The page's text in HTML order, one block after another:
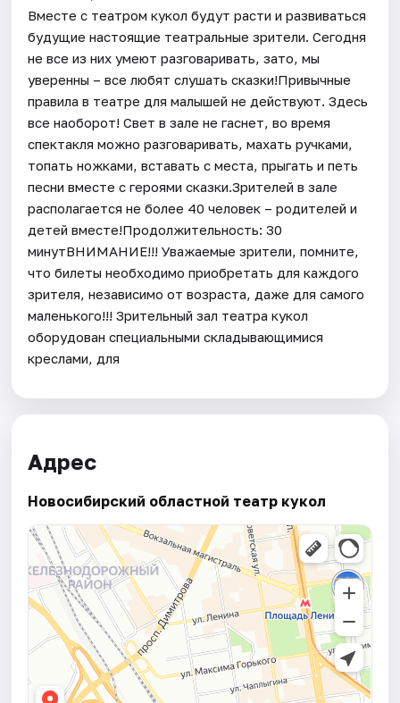
Вместе с театром кукол будут расти и развиваться
будущие настоящие театральные зрители. Сегодня
не все из них умеют разговаривать, зато, мы
уверенны – все любят слушать сказки!Привычные
правила в театре для малышей не действуют. Здесь
все наоборот! Свет в зале не гаснет, во время
спектакля можно разговаривать, махать ручками,
топать ножками, вставать с места, прыгать и петь
песни вместе с героями сказки.Зрителей в зале
располагается не более 40 человек – родителей и
детей вместе!Продолжительность: 30
минутВНИМАНИЕ!!! Уважаемые зрители, помните,
что билеты необходимо приобретать для каждого
зрителя, независимо от возраста, даже для самого
маленького!!! Зрительный зал театра кукол
оборудован специальными складывающимися
креслами, для
Адрес
Новосибирский областной театр кукол